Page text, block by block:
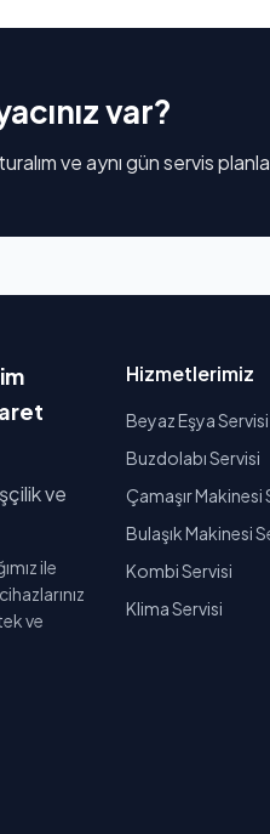
var?
ve aynı gün servis
ve
ile
ve
Hizmetlerimiz
Beyaz Eşya Servisi
Buzdolabı Servisi
Çamaşır Makinesi
Bulaşık Makinesi
Kombi Servisi
Klima Servisi